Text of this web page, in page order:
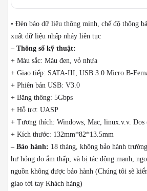
• Đèn báo dữ liệu thông minh, chế độ thông
xuất dữ liệu nhấp nháy liên tục
– Thông số kỹ thuật:
+ Màu sắc: Màu đen, vỏ nhựa
+ Giao tiếp: SATA-III, USB 3.0 Micro B-
+ Phiên bản USB: V3.0
+ Băng thông: 5Gbps
+ Hỗ trợ: UASP
+ Tương thích: Windows, Mac, linux.v.v. Dos
+ Kích thước: 132mm*82*13.5mm
– Bảo hành: 18 tháng, không bảo hành
hư hỏng do ẩm thấp, và bị tác động mạnh,
nguồn không được bảo hành (Chúng tôi sẽ
giao tới tay Khách hàng)